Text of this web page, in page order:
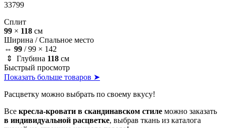
33799
Сплит
99 × 118 см
Ширина /Спальное место
⇔ 99 /99 × 142
⇕ Глубина 118 см
Быстрый просмотр
Показать больше товаров ➤
Расцветку можно выбрать по своему вкусу!
Все кресла-кровати в скандинавском стиле можно заказать
в индивидуальной расцветке, выбрав ткань из каталога